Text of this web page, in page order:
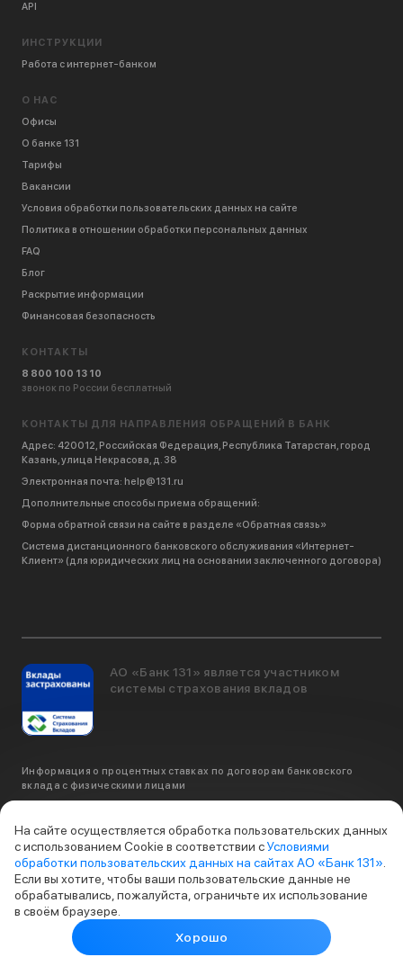
API
ИНСТРУКЦИИ
Работа с интернет-банком
О НАС
Офисы
О банке 131
Тарифы
Вакансии
Условия обработки пользовательских данных на сайте
Политика в отношении обработки персональных данных
FAQ
Блог
Раскрытие информации
Финансовая безопасность
КОНТАКТЫ
8 800 100 13 10
звонок по России бесплатный
КОНТАКТЫ ДЛЯ НАПРАВЛЕНИЯ ОБРАЩЕНИЙ В БАНК
Адрес: 420012, Российская Федерация, Республика Татарстан, город
Казань, улица Некрасова, д. 38
Электронная почта: help@131.ru
Дополнительные способы приема обращений:
Форма обратной связи на сайте в разделе «Обратная связь»
Система дистанционного банковского обслуживания «Интернет-
Клиент» (для юридических лиц на основании заключенного договора)
АО «Банк 131» является участником
системы страхования вкладов
Информация о процентных ставках по договорам банковского
вклада с физическими лицами
© 2019-2026, АО «Банк 131», официальный сайт. Базовая лицензия на
осуществление банковских операций со средствами в рублях и
иностранной валюте (с правом привлечения во вклады денежных
средств физических лиц) и на осуществление банковских операций с
драгоценными металлами №3538 от 29 ноября 2024 г.
На сайте осуществляется обработка пользовательских данных
с использованием Cookie в соответствии сУсловиями
обработки пользовательских данных на сайтах АО «Банк 131»
Если вы хотите, чтобы ваши пользовательские данные не
обрабатывались, пожалуйста, ограничьте их использование
в своём браузере.
Хорошо